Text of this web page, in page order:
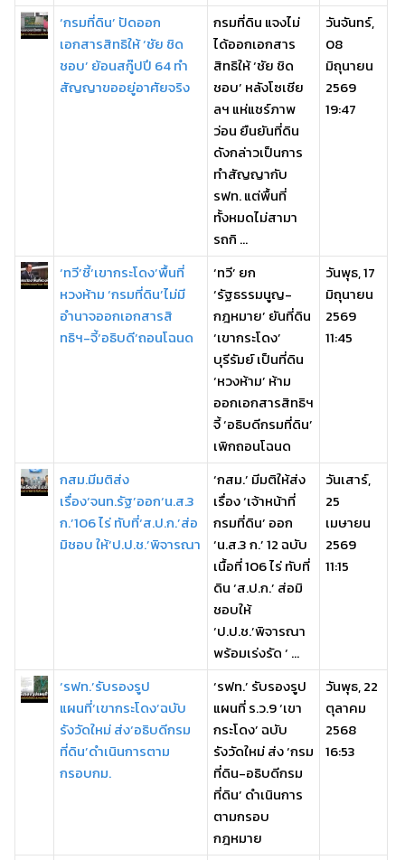
‘กรมที่ดิน’ ปัดออก
เอกสารสิทธิให้ ‘ชัย ชิด
ชอบ’ ย้อนสกู๊ปปี 64 ทำ
สัญญาขออยู่อาศัยจริง
กรมที่ดิน แจงไม่
ได้ออกเอกสาร
สิทธิให้ ‘ชัย ชิด
ชอบ’ หลังโซเชีย
ลฯ แห่แชร์ภาพ
ว่อน ยืนยันที่ดิน
ดังกล่าวเป็นการ
ทำสัญญากับ
รฟท. แต่พื้นที่
ทั้งหมดไม่สามา
รถกิ ...
วันจันทร์,
08
มิถุนายน
2569
19:47
‘ทวี’ชี้‘เขากระโดง’พื้นที่
หวงห้าม ‘กรมที่ดิน’ไม่มี
อำนาจออกเอกสารสิ
ทธิฯ-จี้‘อธิบดี’ถอนโฉนด
‘ทวี’ ยก
‘รัฐธรรมนูญ-
กฎหมาย’ ยันที่ดิน
‘เขากระโดง’
บุรีรัมย์ เป็นที่ดิน
‘หวงห้าม’ ห้าม
ออกเอกสารสิทธิฯ
จี้ ‘อธิบดีกรมที่ดิน’
เพิกถอนโฉนด
วันพุธ, 17
มิถุนายน
2569
11:45
กสม.มีมติส่ง
เรื่อง‘จนท.รัฐ’ออก‘น.ส.3
ก.’106 ไร่ ทับที่‘ส.ป.ก.’ส่อ
มิชอบ ให้‘ป.ป.ช.’พิจารณา
‘กสม.’ มีมติให้ส่ง
เรื่อง ‘เจ้าหน้าที่
กรมที่ดิน’ ออก
‘น.ส.3 ก.’ 12 ฉบับ
เนื้อที่ 106 ไร่ ทับที่
ดิน ‘ส.ป.ก.’ ส่อมิ
ชอบให้
‘ป.ป.ช.’พิจารณา
พร้อมเร่งรัด ‘ ...
วันเสาร์,
25
เมษายน
2569
11:15
‘รฟท.’รับรองรูป
แผนที่‘เขากระโดง’ฉบับ
รังวัดใหม่ ส่ง‘อธิบดีกรม
ที่ดิน’ดำเนินการตาม
กรอบกม.
‘รฟท.’ รับรองรูป
แผนที่ ร.ว.9 ‘เขา
กระโดง’ ฉบับ
รังวัดใหม่ ส่ง ‘กรม
ที่ดิน-อธิบดีกรม
ที่ดิน’ ดำเนินการ
ตามกรอบ
กฎหมาย
วันพุธ, 22
ตุลาคม
2568
16:53